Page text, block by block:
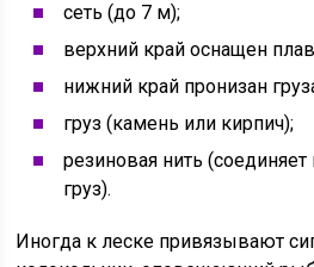
сеть (до 7 м);
верхний край оснащен
нижний край пронизан
груз (камень или кирпич);
резиновая нить
груз).
Иногда к леске привязывают